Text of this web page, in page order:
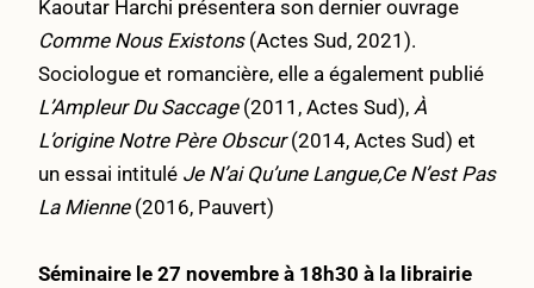
Kaoutar Harchi présentera son dernier ouvrage
Comme Nous Existons(Actes Sud, 2021).
Sociologue et romancière, elle a également publié
L’Ampleur Du Saccage(2011, Actes Sud), À
L’origine Notre Père Obscur(2014, Actes Sud) et
un essai intitulé Je N’ai Qu’une Langue,Ce N’est Pas
La Mienne(2016, Pauvert)
Séminaire le 27 novembre à 18h30 à la librairie